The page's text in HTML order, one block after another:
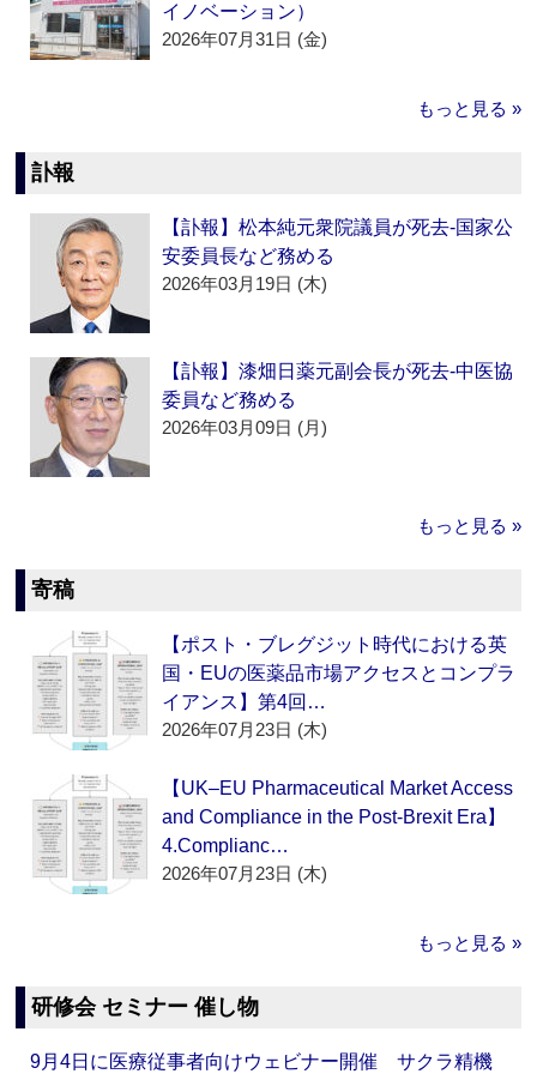
イノベーション）
2026年07月31日 (金)
もっと見る »
訃報
【訃報】松本純元衆院議員が死去‐国家公
安委員長など務める
2026年03月19日 (木)
【訃報】漆畑日薬元副会長が死去‐中医協
委員など務める
2026年03月09日 (月)
もっと見る »
寄稿
【ポスト・ブレグジット時代における英
国・EUの医薬品市場アクセスとコンプラ
イアンス】第4回…
2026年07月23日 (木)
【UK–EU Pharmaceutical Market Access
and Compliance in the Post-Brexit Era】
4.Complianc…
2026年07月23日 (木)
もっと見る »
研修会 セミナー 催し物
9月4日に医療従事者向けウェビナー開催 サクラ精機